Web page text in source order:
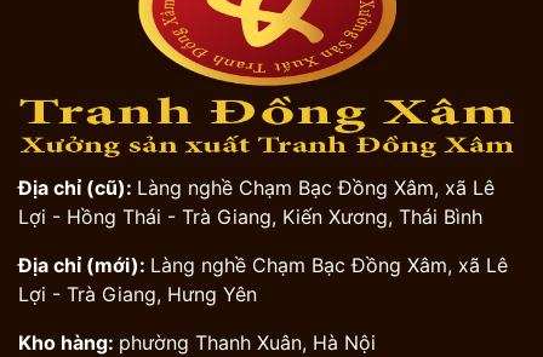
Địa chỉ (cũ): Làng nghề Chạm Bạc Đồng Xâm, xã Lê
Lợi - Hồng Thái - Trà Giang, Kiến Xương, Thái Bình
Địa chỉ (mới): Làng nghề Chạm Bạc Đồng Xâm, xã Lê
Lợi - Trà Giang, Hưng Yên
Kho hàng: phường Thanh Xuân, Hà Nội